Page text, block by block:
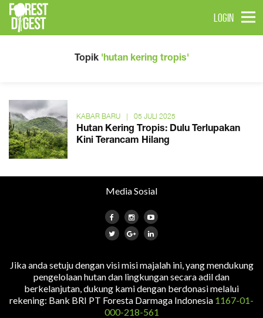
LOGIN
Topik 'hutan kering tropis'
KABAR BARU | 05 JULI 2025
Hutan Kering Tropis: Dulu Terlupakan
Kini Terancam Hilang
Media Sosial
Jika anda setuju dengan visi misi majalah ini, yang mendukung
pengelolaan hutan dan lingkungan secara adil dan
berkelanjutan, dukung kami dengan berdonasi melalui
rekening: Bank BRI PT Foresta Darmaga Indonesia 1167-01-
000-218-561